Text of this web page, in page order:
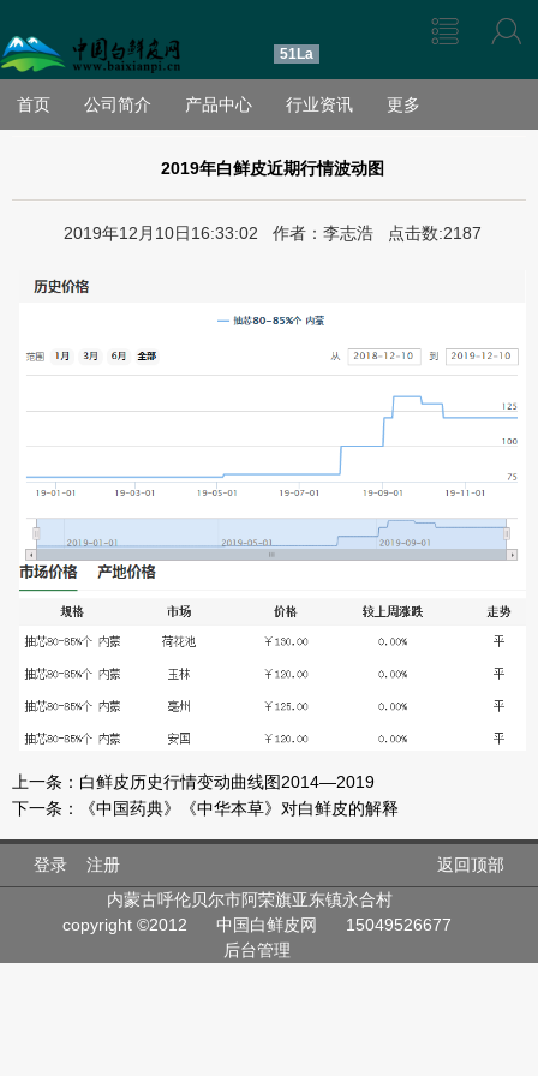
51La
首页 公司简介 产品中心 行业资讯 更多
2019年白鲜皮近期行情波动图
2019年12月10日16:33:02 作者：李志浩 点击数:2187
上一条： 白鲜皮历史行情变动曲线图2014—2019
下一条：
《中国药典》《中华本草》对白鲜皮的解释
登录 注册
返回顶部
内蒙古呼伦贝尔市阿荣旗亚东镇永合村
copyright ©2012
中国白鲜皮网
15049526677
后台管理